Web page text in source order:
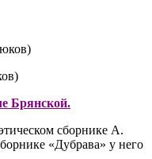
Брянской.
сборнике А.
«Дубрава» у него